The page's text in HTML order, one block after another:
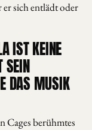
sich entlädt oder
IST KEINE
SEIN
DAS MUSIK
Cages berühmtes